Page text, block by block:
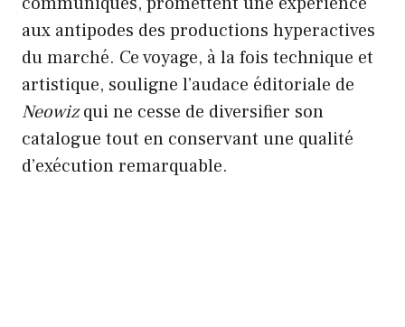
aux antipodes des productions hyperactives
du marché. Ce voyage, à la fois technique et
artistique, souligne l’audace éditoriale de
Neowizqui ne cesse de diversifier son
catalogue tout en conservant une qualité
d’exécution remarquable.